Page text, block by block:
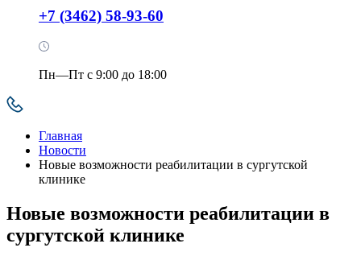
+7 (3462) 58-93-60
Пн—Пт с 9:00 до 18:00
Главная
Новости
Новые возможности реабилитации в сургутской
клинике
Новые возможности реабилитации в
сургутской клинике